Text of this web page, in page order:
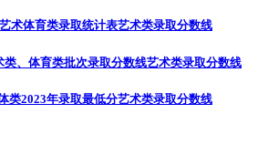
术体育类录取统计表艺术类录取分数线
类、体育类批次录取分数线艺术类录取分数线
类2023年录取最低分艺术类录取分数线